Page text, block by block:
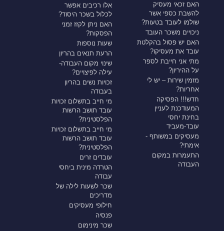
האם זכאי מעסיק
להשבת כספי אשר
שולמו לעובד בטעות?
ניכויים משכר העובד
האם יש פסול בהקלטת
עובד את מעסיקו?
מתי אני חייבת לספר
על ההיריון?
מזמין שירות – יש לי
אחריות?
חדש!!! הפסיקה
המעודכנת לעניין
בחינת יחסי
עובד-מעביד
מעסיקים במשותף -
אימתי?
התעמרות במקום
העבודה
אלו רכיבים אפשר
לכלול בשכר היסוד?
האם ניתן לקזז זמני
הפסקות?
שעות נוספות
הרעת תנאים בהריון
שינוי מקום העבודה-
עילה לפיצויים?
זכויות נשים בהריון
בעבודה
מי חייב בתשלום זכויות
עובד תושב הרשות
הפלסטינית?
מי חייב בתשלום זכויות
עובד תושב הרשות
הפלסטינית?
עובדים זרים
הטרדה מינית ביחסי
עבודה
שכר לשעות לילה של
מדריכים
חילופי מעסיקים
פנסיה
שכר מינימום